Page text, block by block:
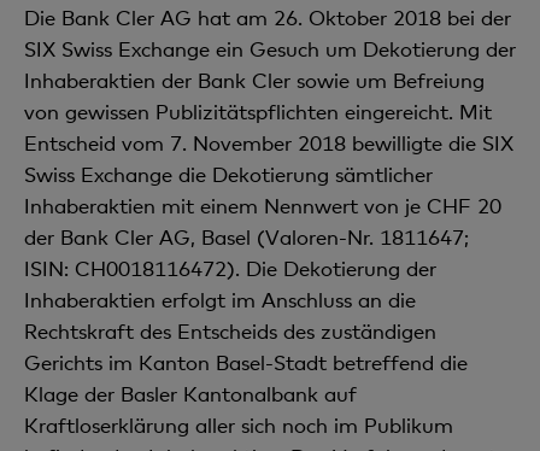
Die Bank Cler AG hat am 26. Oktober 2018 bei der
SIX Swiss Exchange ein Gesuch um Dekotierung der
Inhaberaktien der Bank Cler sowie um Befreiung
von gewissen Publizitätspflichten eingereicht. Mit
Entscheid vom 7. November 2018 bewilligte die SIX
Swiss Exchange die Dekotierung sämtlicher
Inhaberaktien mit einem Nennwert von je CHF 20
der Bank Cler AG, Basel (Valoren-Nr. 1811647;
ISIN: CH0018116472). Die Dekotierung der
Inhaberaktien erfolgt im Anschluss an die
Rechtskraft des Entscheids des zuständigen
Gerichts im Kanton Basel-Stadt betreffend die
Klage der Basler Kantonalbank auf
Kraftloserklärung aller sich noch im Publikum